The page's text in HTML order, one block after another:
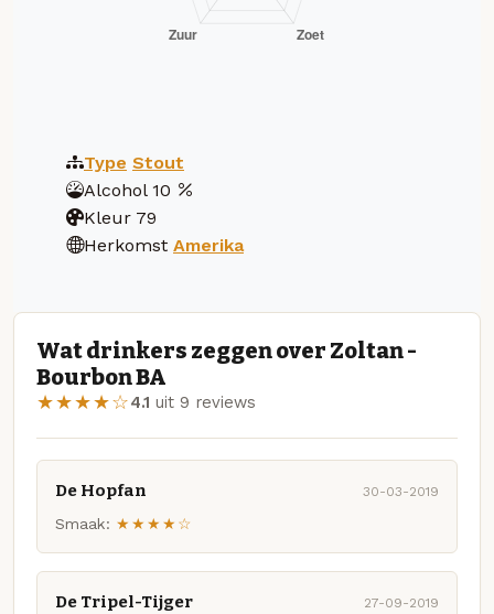
Type Stout
Alcohol 10
Kleur 79
Herkomst Amerika
Wat drinkers zeggen over Zoltan -
Bourbon BA
★★★★☆4.1 uit 9 reviews
De Hopfan 30-03-2019
Smaak: ★★★★☆
De Tripel-Tijger 27-09-2019